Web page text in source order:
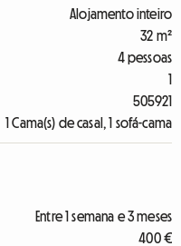
Alojamento inteiro
32 m²
4 pessoas
1
505921
1 Cama(s) de casal, 1 sofá-cama
Entre 1 semana e 3 meses
400 €